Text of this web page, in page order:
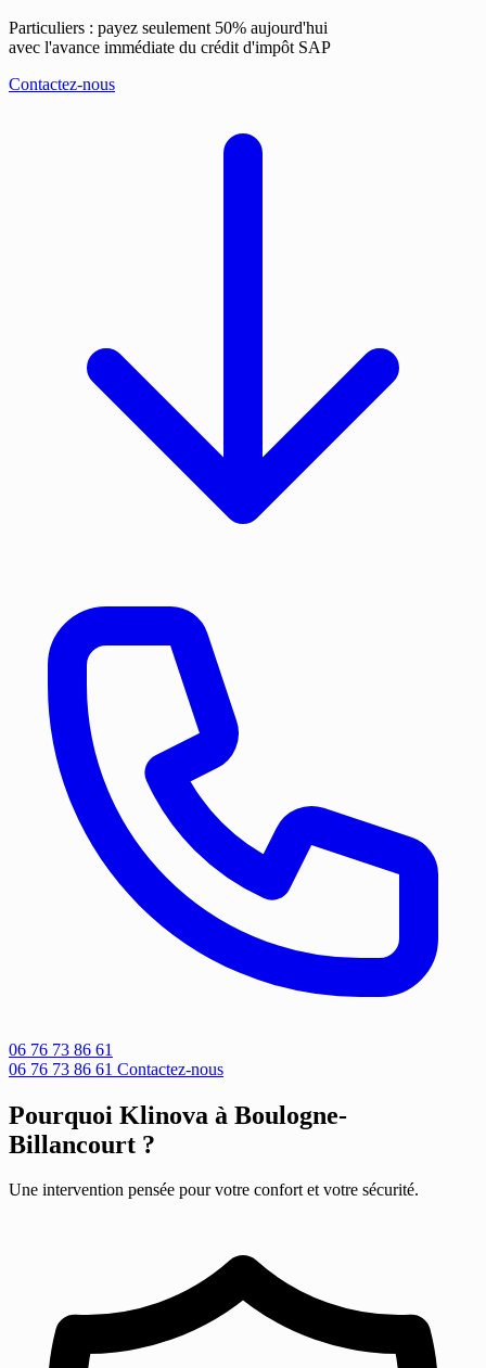
Particuliers : payez seulement 50% aujourd'hui
avec l'avance immédiate du crédit d'impôt SAP
Contactez-nous
06 76 73 86 61
06 76 73 86 61 Contactez-nous
Pourquoi Klinova à Boulogne-
Billancourt ?
Une intervention pensée pour votre confort et votre sécurité.